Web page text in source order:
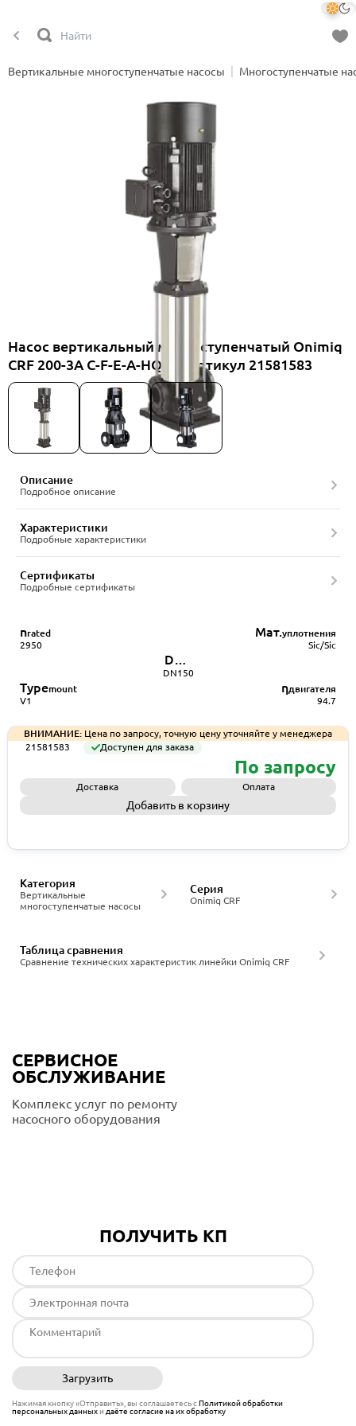
Вертикальные многоступенчатые насосы Многоступенчатые
Насос вертикальный многоступенчатый Onimiq
CRF 200-3A C-F-E-A-HQQE, артикул 21581583
Описание
Подробное описание
Характеристики
Подробные характеристики
Сертификаты
Подробные сертификаты
nrated
2950
Мат.уплотнения
Sic/Sic
Typemount
V1
ηдвигателя
94.7
DNпатрубков
DN150
ВНИМАНИЕ: Цена по запросу, точную цену уточняйте у менеджера
21581583
Доступен для заказа
По запросу
Доставка Оплата
Добавить в корзину
Вертикальные
многоступенчатые насосы
Категория
Onimiq CRF
Серия
Сравнение технических характеристик линейки Onimiq CRF
Таблица сравнения
СЕРВИСНОЕ
ОБСЛУЖИВАНИЕ
Комплекс услуг по ремонту
насосного оборудования
ПОЛУЧИТЬ КП
Загрузить
Нажимая кнопку «Отправить», вы соглашаетесь сПолитикой обработки
персональных данныхи даёте согласие на их обработку